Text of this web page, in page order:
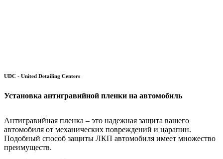
UDC - United Detailing Centers
Установка антигравийной пленки на автомобиль
Антигравийная пленка – это надежная защита вашего
автомобиля от механических повреждений и царапин.
Подобный способ защиты ЛКП автомобиля имеет множество
преимуществ.